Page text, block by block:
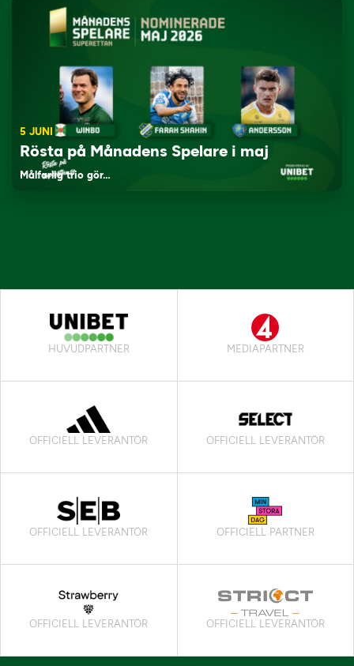
5 JUNI
Rösta på Månadens Spelare i maj
Målfarlig trio gör…
HUVUDPARTNER MEDIAPARTNER
OFFICIELL LEVERANTÖR OFFICIELL LEVERANTÖR
OFFICIELL LEVERANTÖR OFFICIELL PARTNER
OFFICIELL LEVERANTÖR OFFICIELL LEVERANTÖR